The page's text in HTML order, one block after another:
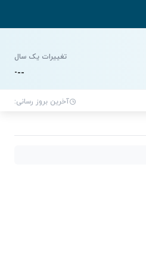
تغییرات یک سال
-
-
-
آخرین بروز رسانی: